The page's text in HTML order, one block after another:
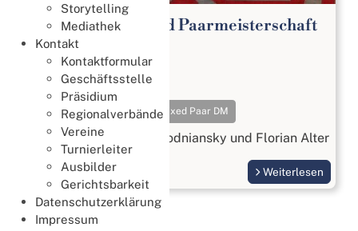
Storytelling
Mediathek
Kontakt
Kontaktformular
Geschäftsstelle
Präsidium
Regionalverbände
Vereine
Turnierleiter
Ausbilder
Gerichtsbarkeit
Datenschutzerklärung
Impressum
65. Deutsche Mixed Paarmeisterschaft
2026
Meisterschaften
18. Juli 2026
Meisterschaften Mixed Paar DM
Gold geht an Beatrix Wodniansky und Florian Alter
Weiterlesen